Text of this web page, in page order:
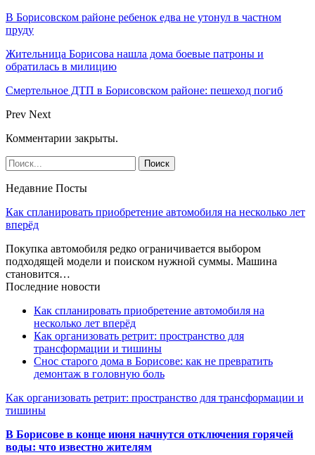
В Борисовском районе ребенок едва не утонул в частном
пруду
Жительница Борисова нашла дома боевые патроны и
обратилась в милицию
Смертельное ДТП в Борисовском районе: пешеход погиб
Prev Next
Комментарии закрыты.
Недавние Посты
Как спланировать приобретение автомобиля на несколько лет
вперёд
Покупка автомобиля редко ограничивается выбором
подходящей модели и поиском нужной суммы. Машина
становится…
Последние новости
Как спланировать приобретение автомобиля на
несколько лет вперёд
Как организовать ретрит: пространство для
трансформации и тишины
Снос старого дома в Борисове: как не превратить
демонтаж в головную боль
Как организовать ретрит: пространство для трансформации и
тишины
В Борисове в конце июня начнутся отключения горячей
воды: что известно жителям